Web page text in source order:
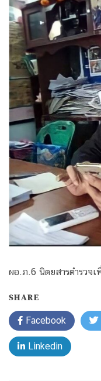
ผอ.ภ.6 นิตยสารตำรวจเ
SHARE
Facebook
Linkedin